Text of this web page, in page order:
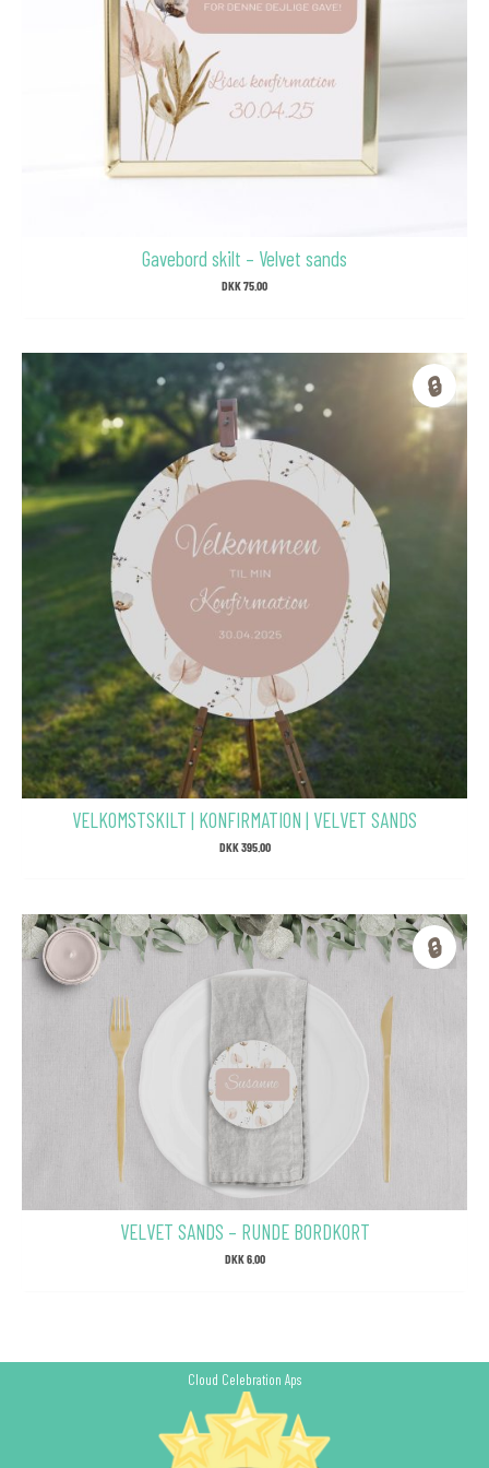
Gavebord skilt – Velvet sands
DKK75.00
🔒
VELKOMSTSKILT | KONFIRMATION | VELVET SANDS
DKK395.00
🔒
VELVET SANDS – RUNDE BORDKORT
DKK6.00
Cloud Celebration Aps